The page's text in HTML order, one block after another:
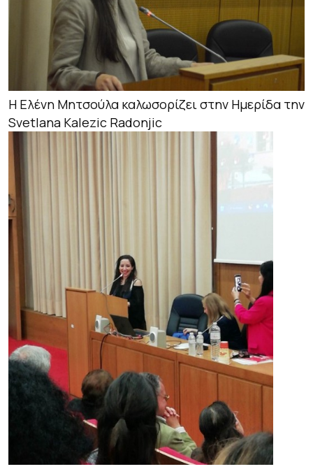
Η Ελένη Μητσούλα καλωσορίζει στην Ημερίδα την
Svetlana Kalezic Radonjic